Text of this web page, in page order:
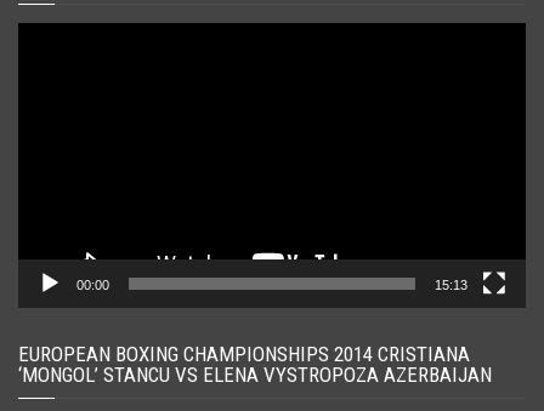
00:00 15:13
EUROPEAN BOXING CHAMPIONSHIPS 2014 CRISTIANA
‘MONGOL’ STANCU VS ELENA VYSTROPOZA AZERBAIJAN